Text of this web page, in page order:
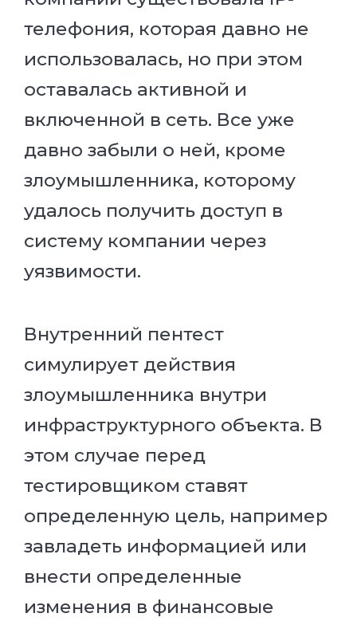
телефония, которая давно не
использовалась, но при этом
оставалась активной и
включенной в сеть. Все уже
давно забыли о ней, кроме
злоумышленника, которому
удалось получить доступ в
систему компании через
уязвимости.
Внутренний пентест
симулирует действия
злоумышленника внутри
инфраструктурного объекта. В
этом случае перед
тестировщиком ставят
определенную цель, например
завладеть информацией или
внести определенные
изменения в финансовые